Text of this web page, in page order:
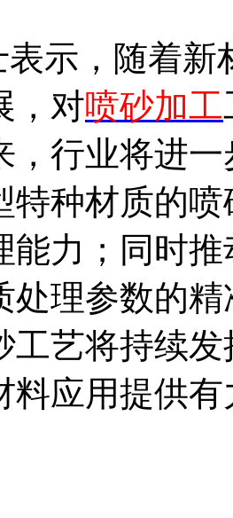
表示，随着
，对喷砂加工
，行业将进
特种材质的
能力；同时
处理参数的
工艺将持续
料应用提供